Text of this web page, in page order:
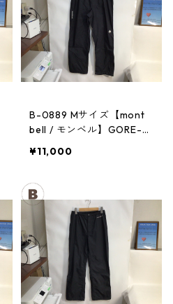
B-0889 Mサイズ【mont
bell / モンベル】GORE-T
パンツ：メンズBK
¥11,000